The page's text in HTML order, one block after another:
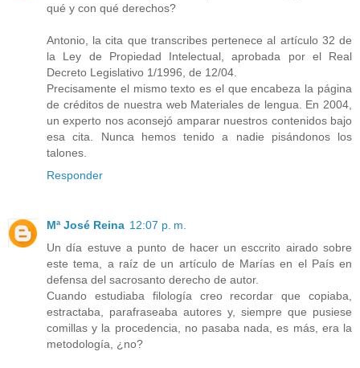
qué y con qué derechos?
Antonio, la cita que transcribes pertenece al artículo 32 de
la Ley de Propiedad Intelectual, aprobada por el Real
Decreto Legislativo 1/1996, de 12/04.
Precisamente el mismo texto es el que encabeza la página
de créditos de nuestra web Materiales de lengua. En 2004,
un experto nos aconsejó amparar nuestros contenidos bajo
esa cita. Nunca hemos tenido a nadie pisándonos los
talones.
Responder
Mª José Reina 12:07 p. m.
Un día estuve a punto de hacer un esccrito airado sobre
este tema, a raíz de un artículo de Marías en el País en
defensa del sacrosanto derecho de autor.
Cuando estudiaba filología creo recordar que copiaba,
estractaba, parafraseaba autores y, siempre que pusiese
comillas y la procedencia, no pasaba nada, es más, era la
metodología, ¿no?